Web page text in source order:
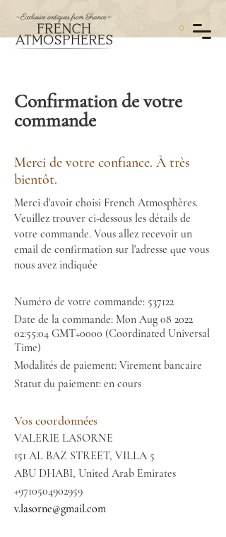
0
Confirmation de votre
commande
Merci de votre confiance. À très
bientôt.
Merci d'avoir choisi French Atmosphères.
Veuillez trouver ci-dessous les détails de
votre commande. Vous allez recevoir un
email de confirmation sur l'adresse que vous
nous avez indiquée
Numéro de votre commande: 537122
Date de la commande: Mon Aug 08 2022
02:55:04 GMT+0000 (Coordinated Universal
Time)
Modalités de paiement: Virement bancaire
Statut du paiement: en cours
Vos coordonnées
VALERIE LASORNE
151 AL BAZ STREET, VILLA 5
ABU DHABI, United Arab Emirates
+9710504902959
v.lasorne@gmail.com